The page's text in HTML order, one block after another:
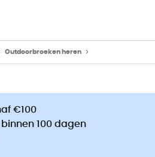
Outdoorbroeken heren
€100
100 dagen